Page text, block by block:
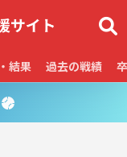
結果 過去の戦績